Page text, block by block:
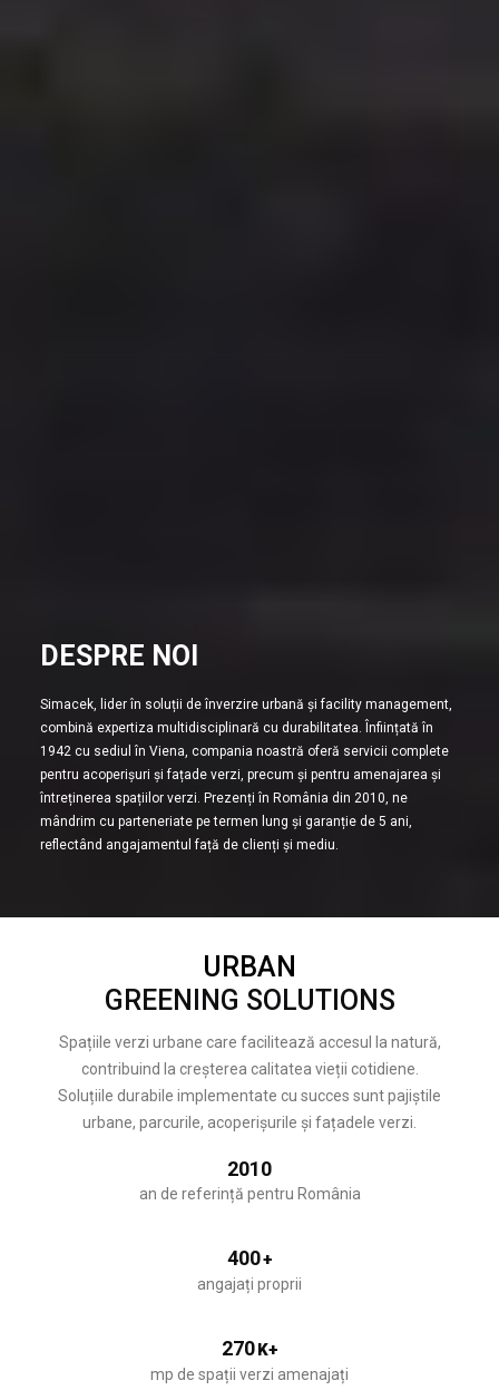
DESPRE NOI
Simacek, lider în soluții de înverzire urbană și facility management,
combină expertiza multidisciplinară cu durabilitatea. Înființată în
1942 cu sediul în Viena, compania noastră oferă servicii complete
pentru acoperișuri și fațade verzi, precum și pentru amenajarea și
întreținerea spațiilor verzi. Prezenți în România din 2010, ne
mândrim cu parteneriate pe termen lung și garanție de 5 ani,
reflectând angajamentul față de clienți și mediu.
URBAN
GREENING SOLUTIONS
Spațiile verzi urbane care facilitează accesul la natură,
contribuind la creșterea calitatea vieții cotidiene.
Soluțiile durabile implementate cu succes sunt pajiștile
urbane, parcurile, acoperișurile și fațadele verzi.
2010
an de referință pentru România
400+
angajați proprii
270K+
mp de spații verzi amenajați